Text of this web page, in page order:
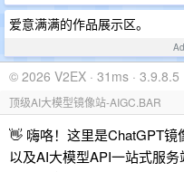
爱意满满的作品展示区。
© 2026 V2EX · 31ms · 3.9.8.5
顶级AI大模型镜像站-AIGC.BAR
👋 嗨咯！这里是ChatGPT镜
以及AI大模型API一站式服